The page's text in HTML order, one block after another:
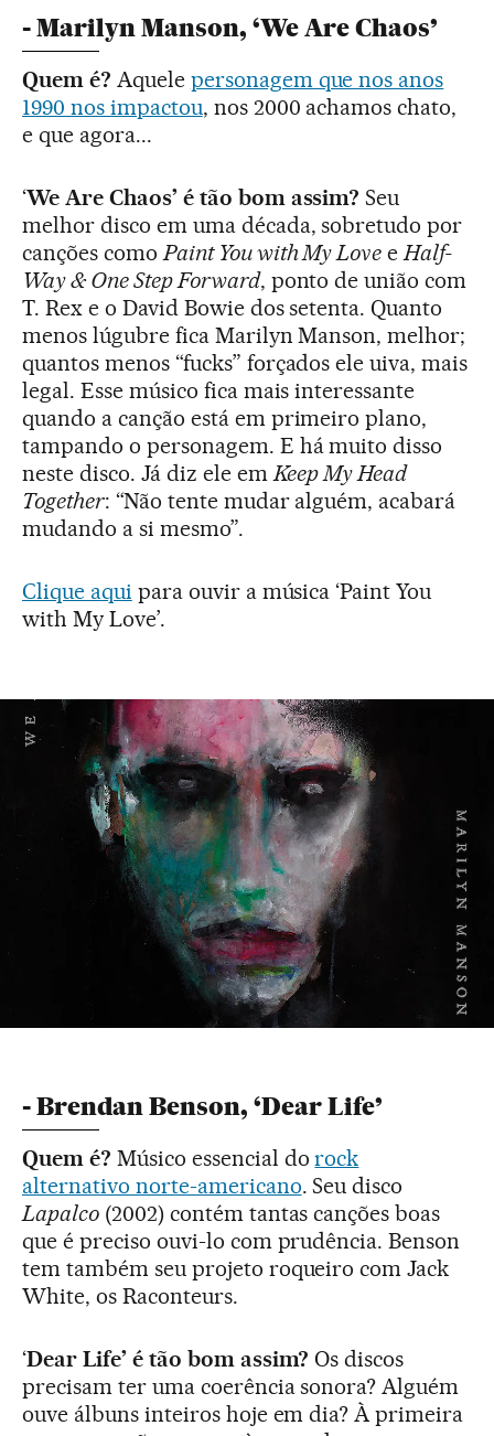
- Marilyn Manson, ‘We Are Chaos’
Quem é? Aquele personagem que nos anos
1990 nos impactou, nos 2000 achamos chato,
e que agora...
‘We Are Chaos’ é tão bom assim?Seu
melhor disco em uma década, sobretudo por
canções comoPaint You with My Love eHalf-
Way & One Step Forward, ponto de união com
T. Rex e o David Bowie dos setenta. Quanto
menos lúgubre fica Marilyn Manson, melhor;
quantos menos “fucks” forçados ele uiva, mais
legal. Esse músico fica mais interessante
quando a canção está em primeiro plano,
tampando o personagem. E há muito disso
neste disco. Já diz ele emKeep My Head
Together: “Não tente mudar alguém, acabará
mudando a si mesmo”.
Clique aqui para ouvir a música ‘Paint You
with My Love’.
- Brendan Benson, ‘Dear Life’
Quem é? Músico essencial dorock
alternativo norte-americano. Seu disco
Lapalco(2002) contém tantas canções boas
que é preciso ouvi-lo com prudência. Benson
tem também seu projeto roqueiro com Jack
White, os Raconteurs.
‘Dear Life’ é tão bom assim? Os discos
precisam ter uma coerência sonora? Alguém
ouve álbuns inteiros hoje em dia? À primeira